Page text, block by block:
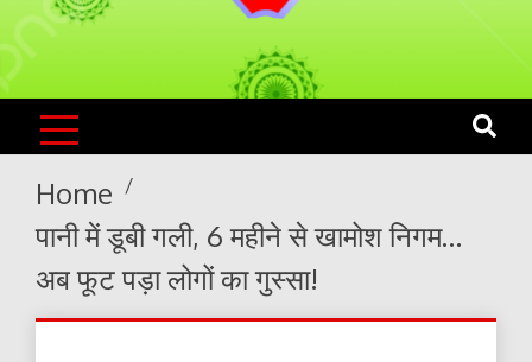
KNLS LIVE
India`s No.1 News Portal
Home
पानी में डूबी गली, 6 महीने से खामोश निगम…
अब फूट पड़ा लोगों का गुस्सा!